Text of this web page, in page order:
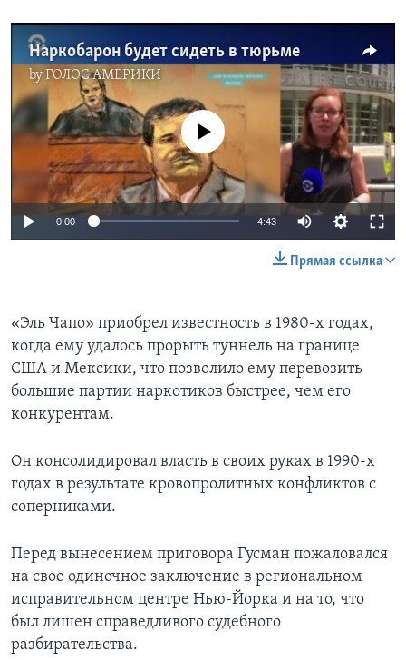
Наркобарон будет сидеть в тюрьме
byГОЛОС АМЕРИКИ
No media source currently available
0:00 4:43
Прямая ссылка
«Эль Чапо» приобрел известность в 1980-х годах,
когда ему удалось прорыть туннель на границе
США и Мексики, что позволило ему перевозить
большие партии наркотиков быстрее, чем его
конкурентам.
Он консолидировал власть в своих руках в 1990-х
годах в результате кровопролитных конфликтов с
соперниками.
Перед вынесением приговора Гусман пожаловался
на свое одиночное заключение в региональном
исправительном центре Нью-Йорка и на то, что
был лишен справедливого судебного
разбирательства.